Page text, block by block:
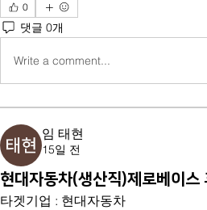
0
댓글 0개
Write a comment...
임 태현
15일 전
현대자동차(생산직)제로베이스
타겟기업 : 현대자동차